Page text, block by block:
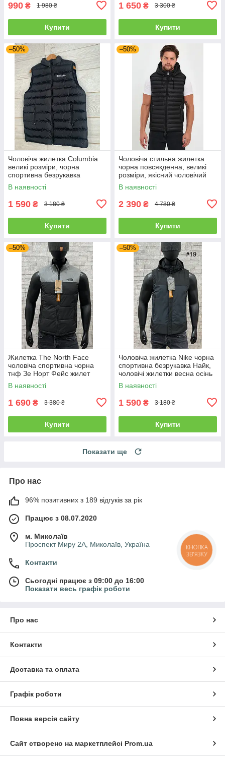
990 ₴ 1 980 ₴
Купити
1 650 ₴ 3 300 ₴
Купити
–50%
Чоловіча жилетка Columbia
великі розміри, чорна
спортивна безрукавка
Коламбія батал, чоловічі
жилетки
В наявності
1 590 ₴ 3 180 ₴
Купити
–50%
Чоловіча стильна жилетка
чорна повсякденна, великі
розміри, якісний чоловічий
жилет батал
В наявності
2 390 ₴ 4 780 ₴
Купити
–50%
Жилетка The North Face
чоловіча спортивна чорна
тнф Зе Норт Фейс жилет
В наявності
1 690 ₴ 3 380 ₴
Купити
–50%
Чоловіча жилетка Nike чорна
спортивна безрукавка Найк,
чоловічі жилетки весна осінь
В наявності
1 590 ₴ 3 180 ₴
Купити
Показати ще
Про нас
96% позитивних з 189 відгуків за рік
Працює з 08.07.2020
м. Миколаїв
Проспект Миру 2А, Миколаїв, Україна
Контакти
Сьогодні працює з 09:00 до 16:00
Показати весь графік роботи
Про нас
Контакти
Доставка та оплата
Графік роботи
Повна версія сайту
Сайт створено на маркетплейсі Prom.ua
КНОПКА
ЗВ'ЯЗКУ